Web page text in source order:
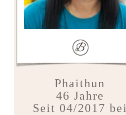
Phaithun
46 Jahre
Seit 04/2017 bei